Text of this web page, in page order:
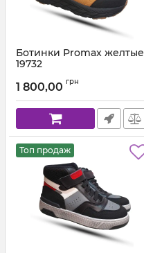
Ботинки Promax желтые
19732
1 800,00 грн
Топ продаж